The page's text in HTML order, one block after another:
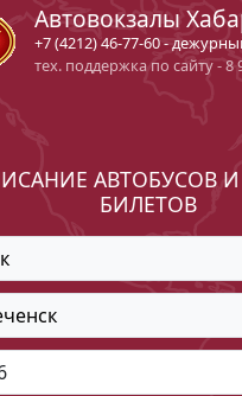
Автовокзалы
+7 (4212) 46-77-60 -
тех. поддержка по сайту - 8
АВТОБУСОВ
БИЛЕТОВ